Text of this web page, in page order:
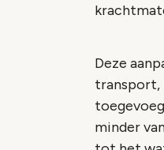
Deze
transport,
minder